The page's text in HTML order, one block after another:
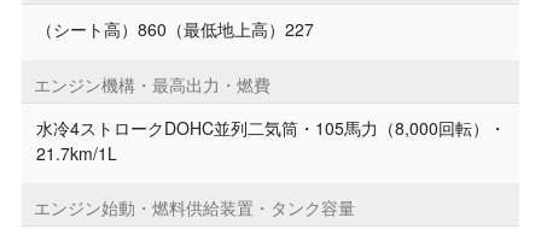
（シート高）860（最低地上高）227
エンジン機構・最高出力・燃費
水冷4ストロークDOHC並列二気筒・105馬力（8,000回転）・
21.7km/1L
エンジン始動・燃料供給装置・タンク容量